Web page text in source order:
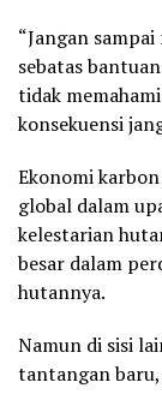
“Jangan
sebatas
tidak
konsekuensi
Ekonomi
global dalam
kelestarian
besar dalam
hutannya.
Namun di sisi
tantangan